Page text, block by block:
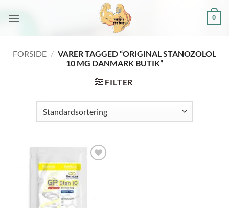
0
FORSIDE / VARER TAGGED “ORIGINAL STANOZOLOL
10 MG DANMARK BUTIK”
FILTER